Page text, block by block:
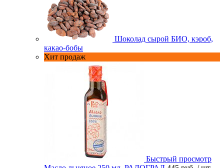
Шоколад сырой БИО, кэроб,
какао-бобы
Хит продаж
Быстрый просмотр